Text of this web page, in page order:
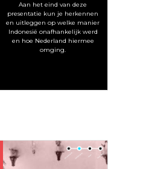
Aan het eind van deze
presentatie kun je herkennen
en uitleggen op welke manier
Indonesië onafhankelijk werd
en hoe Nederland hiermee
omging.